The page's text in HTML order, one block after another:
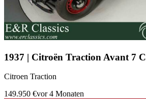
1937 | Citroën Traction Avant 7 C
Citroen Traction
149.950 €vor 4 Monaten